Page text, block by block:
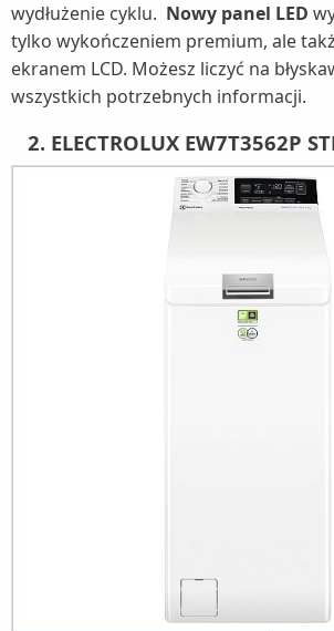
wydłużenie cyklu. Nowy panel LED
tylko wykończeniem premium, ale
ekranem LCD. Możesz liczyć na
wszystkich potrzebnych informacji.
2. ELECTROLUX EW7T3562P